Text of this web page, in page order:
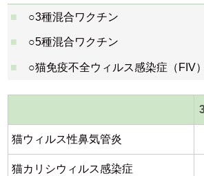
○3種混合ワクチン
○5種混合ワクチン
○猫免疫不全ウィルス感染症（FIV
猫ウィルス性鼻気管炎
猫カリシウィルス感染症